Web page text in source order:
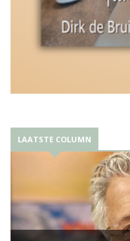
LAATSTE COLUMN